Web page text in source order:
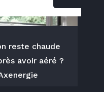
reste chaude
avoir aéré ?